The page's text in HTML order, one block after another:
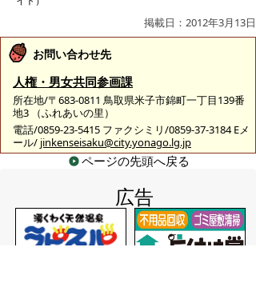
掲載日：2012年3月13日
お問い合わせ先
人権・男女共同参画課
所在地/〒683-0811 鳥取県米子市錦町一丁目139番
地3 （ふれあいの里）
電話/0859-23-5415 ファクシミリ/0859-37-3184 Eメ
ール/ jinkenseisaku@city.yonago.lg.jp
ページの先頭へ戻る
広告